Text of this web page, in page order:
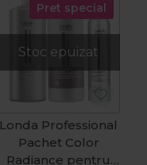
Stoc epuizat
Pret special
Londa Professional
Pachet Color
Radiance pentru